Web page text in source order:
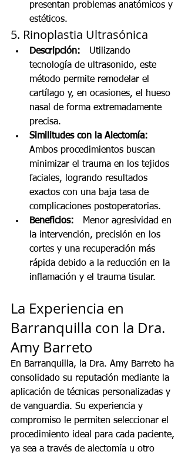
presentan problemas anatómicos y
estéticos.
5. Rinoplastia Ultrasónica
Descripción: Utilizando
tecnología de ultrasonido, este
método permite remodelar el
cartílago y, en ocasiones, el hueso
nasal de forma extremadamente
precisa.
Similitudes con la Alectomía:
Ambos procedimientos buscan
minimizar el trauma en los tejidos
faciales, logrando resultados
exactos con una baja tasa de
complicaciones postoperatorias.
Beneficios: Menor agresividad en
la intervención, precisión en los
cortes y una recuperación más
rápida debido a la reducción en la
inflamación y el trauma tisular.
La Experiencia en
Barranquilla con la Dra.
Amy Barreto
En Barranquilla, la Dra. Amy Barreto ha
consolidado su reputación mediante la
aplicación de técnicas personalizadas y
de vanguardia. Su experiencia y
compromiso le permiten seleccionar el
procedimiento ideal para cada paciente,
ya sea a través de alectomía u otro